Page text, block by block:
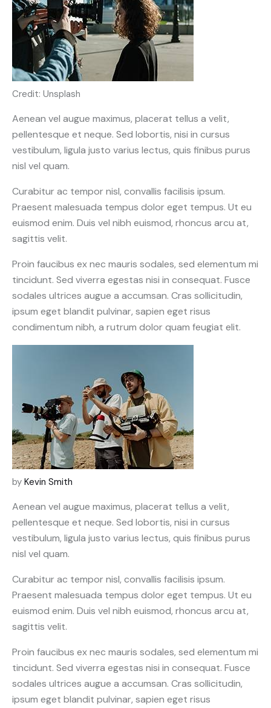
Credit: Unsplash
Aenean vel augue maximus, placerat tellus a velit,
pellentesque et neque. Sed lobortis, nisi in cursus
vestibulum, ligula justo varius lectus, quis finibus purus
nisl vel quam.
Curabitur ac tempor nisl, convallis facilisis ipsum.
Praesent malesuada tempus dolor eget tempus. Ut eu
euismod enim. Duis vel nibh euismod, rhoncus arcu at,
sagittis velit.
Proin faucibus ex nec mauris sodales, sed elementum mi
tincidunt. Sed viverra egestas nisi in consequat. Fusce
sodales ultrices augue a accumsan. Cras sollicitudin,
ipsum eget blandit pulvinar, sapien eget risus
condimentum nibh, a rutrum dolor quam feugiat elit.
by Kevin Smith
Aenean vel augue maximus, placerat tellus a velit,
pellentesque et neque. Sed lobortis, nisi in cursus
vestibulum, ligula justo varius lectus, quis finibus purus
nisl vel quam.
Curabitur ac tempor nisl, convallis facilisis ipsum.
Praesent malesuada tempus dolor eget tempus. Ut eu
euismod enim. Duis vel nibh euismod, rhoncus arcu at,
sagittis velit.
Proin faucibus ex nec mauris sodales, sed elementum mi
tincidunt. Sed viverra egestas nisi in consequat. Fusce
sodales ultrices augue a accumsan. Cras sollicitudin,
ipsum eget blandit pulvinar, sapien eget risus